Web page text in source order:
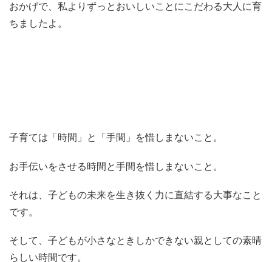
おかげで、私よりずっとおいしいことにこだわる大人に育
ちましたよ。
子育ては「時間」と「手間」を惜しまないこと。
お手伝いをさせる時間と手間を惜しまないこと。
それは、子どもの未来を生き抜く力に直結する大事なこと
です。
そして、子どもが小さなときしかできない親としての素晴
らしい時間です。